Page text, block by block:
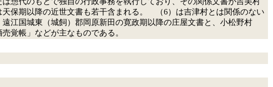
保期以降の近世文書も若干含まれる。 （6）は吉津村とは関係のない
江国城東（城飼）郡岡原新田の寛政期以降の庄屋文書と、小松野村
覚帳」などが主なものである。